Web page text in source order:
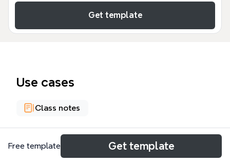
Get template
Use cases
Class notes
About
Free template Get template